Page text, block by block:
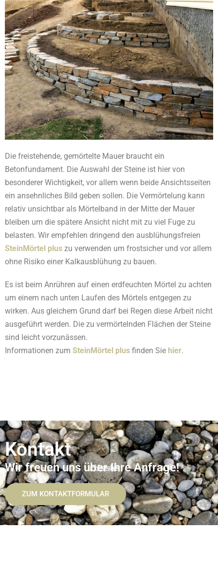
Die freistehende, gemörtelte Mauer braucht ein
Betonfundament. Die Auswahl der Steine ist hier von
besonderer Wichtigkeit, vor allem wenn beide Ansichtsseiten
ein ansehnliches Bild geben sollen. Die Vermörtelung kann
relativ unsichtbar als Mörtelband in der Mitte der Mauer
bleiben um die spätere Ansicht nicht mit zu viel Fuge zu
belasten. Wir empfehlen dringend den ausblühungsfreien
SteinMörtel plus zu verwenden um frostsicher und vor allem
ohne Risiko einer Kalkausblühung zu bauen.
Es ist beim Anrühren auf einen erdfeuchten Mörtel zu achten
um einem nach unten Laufen des Mörtels entgegen zu
wirken. Aus gleichem Grund darf bei Regen diese Arbeit nicht
ausgeführt werden. Die zu vermörtelnden Flächen der Steine
sind leicht vorzunässen.
Informationen zum SteinMörtel plus finden Sie hier.
Kontakt
Wir freuen uns über Ihre Anfrage!
ZUM KONTAKTFORMULAR